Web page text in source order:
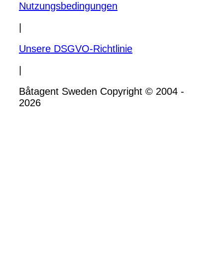
Nutzungsbedingungen
Unsere DSGVO-Richtlinie
Båtagent Sweden Copyright © 2004 -
2026